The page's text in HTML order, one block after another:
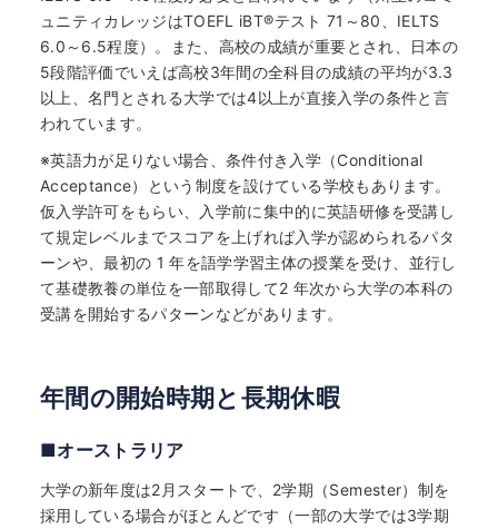
何から始める？
ブログ
EVENTS
ュニティカレッジはTOEFL iBT®テスト 71～80、IELTS
6.0～6.5程度）。また、高校の成績が重要とされ、日本の
5段階評価でいえば高校3年間の全科目の成績の平均が3.3
以上、名門とされる大学では4以上が直接入学の条件と言
われています。
※英語力が足りない場合、条件付き入学（Conditional
Acceptance）という制度を設けている学校もあります。
仮入学許可をもらい、入学前に集中的に英語研修を受講し
て規定レベルまでスコアを上げれば入学が認められるパタ
ーンや、最初の 1 年を語学学習主体の授業を受け、並行し
て基礎教養の単位を一部取得して2 年次から大学の本科の
受講を開始するパターンなどがあります。
年間の開始時期と長期休暇
■オーストラリア
大学の新年度は2月スタートで、2学期（Semester）制を
採用している場合がほとんどです（一部の大学では3学期